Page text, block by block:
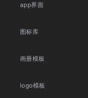
app界面
图标库
画册模板
logo模板